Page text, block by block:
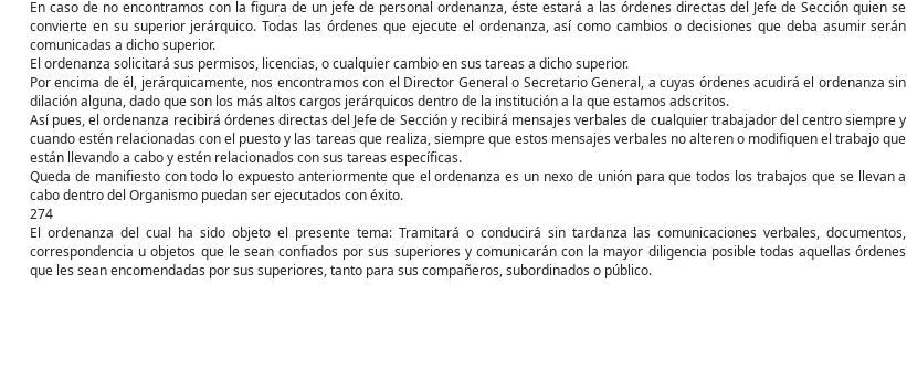
En caso de no encontramos con la figura de un jefe de personal ordenanza, éste estará a las órdenes directas del Jefe de Sección quien se
convierte en su superior jerárquico. Todas las órdenes que ejecute el ordenanza, así como cambios o decisiones que deba asumir serán
comunicadas a dicho superior.
El ordenanza solicitará sus permisos, licencias, o cualquier cambio en sus tareas a dicho superior.
Por encima de él, jerárquicamente, nos encontramos con el Director General o Secretario General, a cuyas órdenes acudirá el ordenanza sin
dilación alguna, dado que son los más altos cargos jerárquicos dentro de la institución a la que estamos adscritos.
Así pues, el ordenanza recibirá órdenes directas del Jefe de Sección y recibirá mensajes verbales de cualquier trabajador del centro siempre y
cuando estén relacionadas con el puesto y las tareas que realiza, siempre que estos mensajes verbales no alteren o modifiquen el trabajo que
están llevando a cabo y estén relacionados con sus tareas específicas.
Queda de manifiesto con todo lo expuesto anteriormente que el ordenanza es un nexo de unión para que todos los trabajos que se llevan a
cabo dentro del Organismo puedan ser ejecutados con éxito.
274
El ordenanza del cual ha sido objeto el presente tema: Tramitará o conducirá sin tardanza las comunicaciones verbales, documentos,
correspondencia u objetos que le sean confiados por sus superiores y comunicarán con la mayor diligencia posible todas aquellas órdenes
que les sean encomendadas por sus superiores, tanto para sus compañeros, subordinados o público.